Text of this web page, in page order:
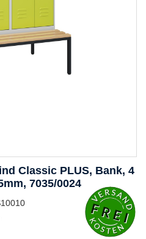
Classic PLUS, Bank, 4
7035/0024